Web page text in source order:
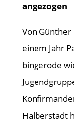
angezogen
Von Günther
einem Jahr
bingerode
Halberstadt